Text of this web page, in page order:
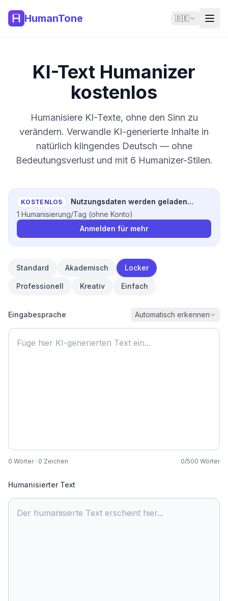
HumanTone 🇩🇪
KI-Text Humanizer
kostenlos
Humanisiere KI-Texte, ohne den Sinn zu
verändern. Verwandle KI-generierte Inhalte in
natürlich klingendes Deutsch — ohne
Bedeutungsverlust und mit 6 Humanizer-Stilen.
KOSTENLOS
Nutzungsdaten werden geladen...
1 Humanisierung/Tag (ohne Konto)
Anmelden für mehr
Standard Akademisch Locker
Professionell Kreativ Einfach
Eingabesprache Automatisch erkennen
0 Wörter· 0 Zeichen 0/500 Wörter
Humanisierter Text
Der humanisierte Text erscheint hier...